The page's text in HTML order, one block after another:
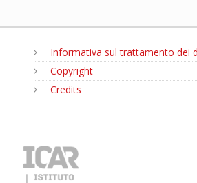
Informativa sul trattamento dei
Copyright
Credits